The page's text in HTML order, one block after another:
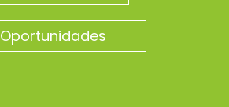
Oportunidades